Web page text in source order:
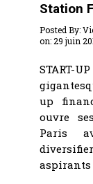
Station
Posted By:
on:29 juin
up
ouvre
Paris
aspirants